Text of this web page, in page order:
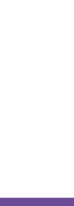
descargar
nuestro saco
dormir